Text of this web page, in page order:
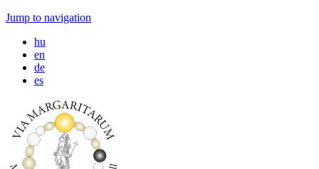
Jump to navigation
hu
en
de
es